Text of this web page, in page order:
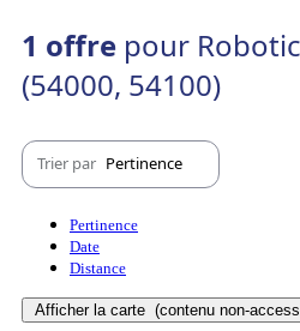
1 offre pour
(54000, 54100)
Trier par Pertinence
Pertinence
Date
Distance
Afficher la carte (contenu non-